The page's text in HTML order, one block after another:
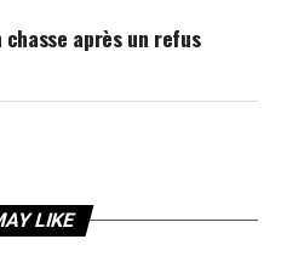
après un refus
LIKE